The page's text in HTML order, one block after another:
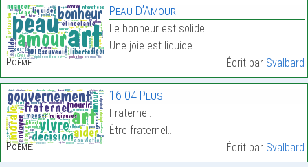
Poème:
Peau D’Amour
Le bonheur est solide
Une joie est liquide…
Écrit par Svalbard
Poème:
16 04 Plus
Fraternel.
Être fraternel…
Écrit par Svalbard